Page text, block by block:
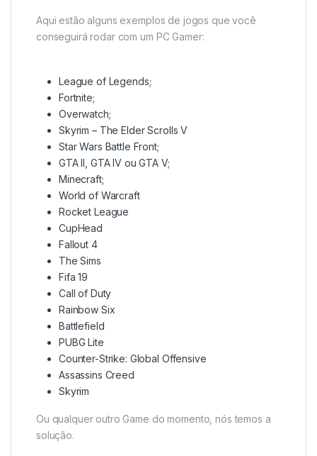
Aqui estão alguns exemplos de jogos que você
conseguirá rodar com um PC Gamer:
League of Legends;
Fortnite;
Overwatch;
Skyrim – The Elder Scrolls V
Star Wars Battle Front;
GTA II, GTA IV ou GTA V;
Minecraft;
World of Warcraft
Rocket League
CupHead
Fallout 4
The Sims
Fifa 19
Call of Duty
Rainbow Six
Battlefield
PUBG Lite
Counter-Strike: Global Offensive
Assassins Creed
Skyrim
Ou qualquer outro Game do momento, nós temos a
solução.